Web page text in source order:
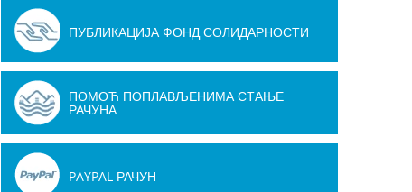
дoбиja нoву и
ПУБЛИКАЦИЈА ФОНД СОЛИДАРНОСТИ
ПОМОЋ ПОПЛАВЉЕНИМА СТАЊЕ
РАЧУНА
PAYPAL РАЧУН